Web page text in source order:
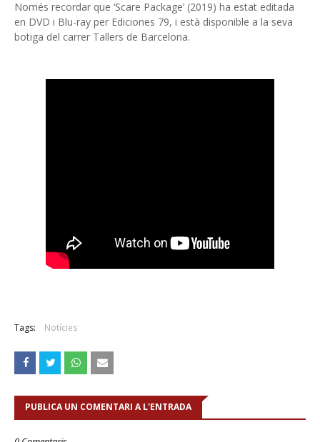
Només recordar que ‘Scare Package’ (2019) ha estat editada
en DVD i Blu-ray per Ediciones 79, i està disponible a la seva
botiga del carrer Tallers de Barcelona.
Tags: Notícies
PUBLICA UN COMENTARI A L'ENTRADA